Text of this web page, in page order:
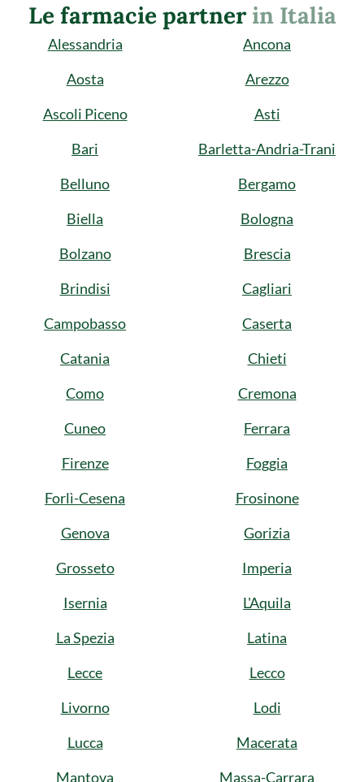
Le farmacie partnerin Italia
Alessandria
Ancona
Aosta
Arezzo
Ascoli Piceno
Asti
Bari
Barletta-Andria-Trani
Belluno
Bergamo
Biella
Bologna
Bolzano
Brescia
Brindisi
Cagliari
Campobasso
Caserta
Catania
Chieti
Como
Cremona
Cuneo
Ferrara
Firenze
Foggia
Forlì-Cesena
Frosinone
Genova
Gorizia
Grosseto
Imperia
Isernia
L'Aquila
La Spezia
Latina
Lecce
Lecco
Livorno
Lodi
Lucca
Macerata
Mantova
Massa-Carrara